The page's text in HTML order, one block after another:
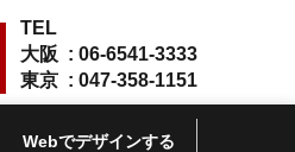
TEL
大阪 : 06-6541-3333
東京 : 047-358-1151
Webでデザインする